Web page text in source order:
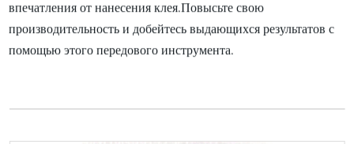
впечатления от нанесения клея.Повысьте свою
производительность и добейтесь выдающихся результатов с
помощью этого передового инструмента.